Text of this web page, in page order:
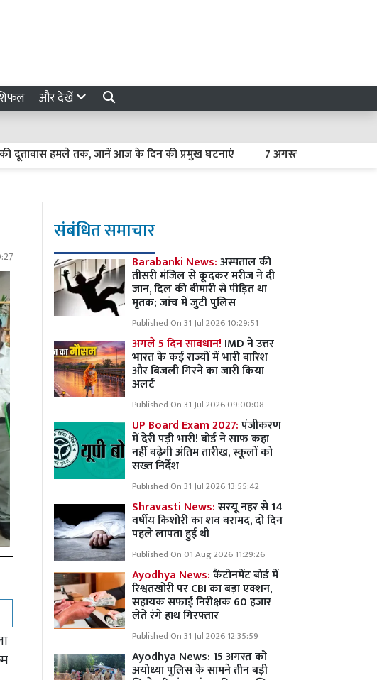
और देखें
हमले तक, जानें आज के दिन की प्रमुख घटनाएं 7 अगस्त 2026 का राशिफल :
संबंधित समाचार
Barabanki News:अस्पताल की
तीसरी मंजिल से कूदकर मरीज ने दी
जान, दिल की बीमारी से पीड़ित था
मृतक; जांच में जुटी पुलिस
Published On 31 Jul 2026 10:29:51
अगले 5 दिन सावधान! IMD ने उत्तर
भारत के कई राज्यों में भारी बारिश
और बिजली गिरने का जारी किया
अलर्ट
Published On 31 Jul 2026 09:00:08
UP Board Exam 2027:पंजीकरण
में देरी पड़ी भारी! बोर्ड ने साफ कहा
नहीं बढ़ेगी अंतिम तारीख, स्कूलों को
सख्त निर्देश
Published On 31 Jul 2026 13:55:42
Shravasti News:सरयू नहर से 14
वर्षीय किशोरी का शव बरामद, दो दिन
पहले लापता हुई थी
Published On 01 Aug 2026 11:29:26
Ayodhya News:कैंटोनमेंट बोर्ड में
रिश्वतखोरी पर CBI का बड़ा एक्शन,
सहायक सफाई निरीक्षक 60 हजार
लेते रंगे हाथ गिरफ्तार
Published On 31 Jul 2026 12:35:59
Ayodhya News: 15 अगस्त को
अयोध्या पुलिस के सामने तीन बड़ी